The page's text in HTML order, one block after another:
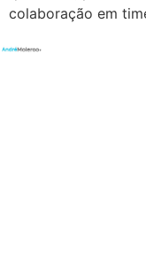
colaboração em